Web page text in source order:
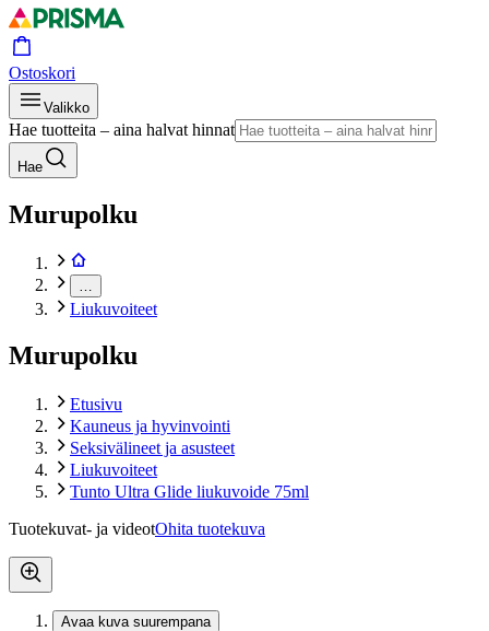
Ostoskori
Valikko
Hae tuotteita – aina halvat hinnat
Hae
Murupolku
Liukuvoiteet
Murupolku
Etusivu
Kauneus ja hyvinvointi
Seksivälineet ja asusteet
Liukuvoiteet
Tunto Ultra Glide liukuvoide 75ml
Tuotekuvat- ja videotOhita tuotekuva
Avaa kuva suurempana